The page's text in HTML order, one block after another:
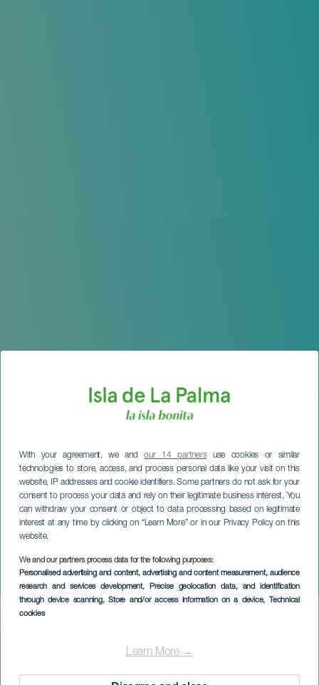
With your agreement, we andour 14 partnersuse cookies or similar
technologies to store, access, and process personal data like your visit on this
website, IP addresses and cookie identifiers. Some partners do not ask for your
consent to process your data and rely on their legitimate business interest. You
can withdraw your consent or object to data processing based on legitimate
interest at any time by clicking on “Learn More” or in our Privacy Policy on this
website.
We and our partners process data for the following purposes:
Personalised advertising and content, advertising and content measurement, audience
research and services development, Precise geolocation data, and identification
through device scanning, Store and/or access information on a device, Technical
cookies
Learn More →
Ser świata
LA PALMA
Imagen